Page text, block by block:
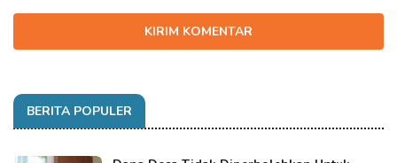
KIRIM KOMENTAR
BERITA POPULER